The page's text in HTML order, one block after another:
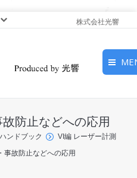
株式会社光響
ピックアップ
光基礎・光源
防止などへの応用
ンドブック
VI編 レーザー計測
事故防止などへの応用